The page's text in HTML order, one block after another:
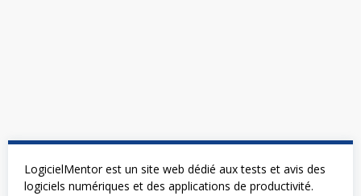
LogicielMentor est un site web dédié aux tests et avis des
logiciels numériques et des applications de productivité.